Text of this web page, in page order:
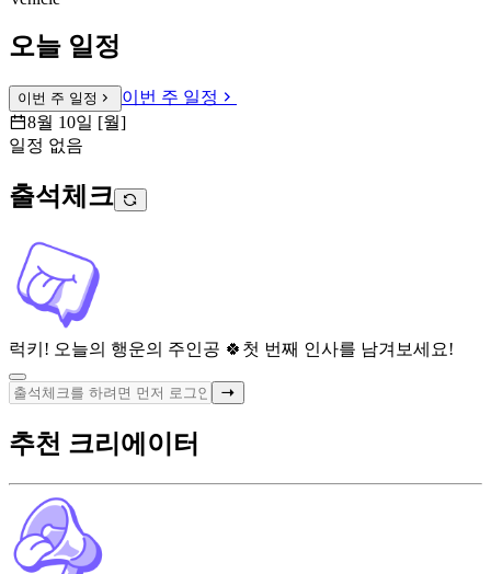
오늘 일정
이번 주 일정
이번 주 일정
8월 10일 [월]
일정 없음
출석체크
럭키! 오늘의 행운의 주인공 🍀 첫 번째 인사를 남겨보세요!
추천 크리에이터